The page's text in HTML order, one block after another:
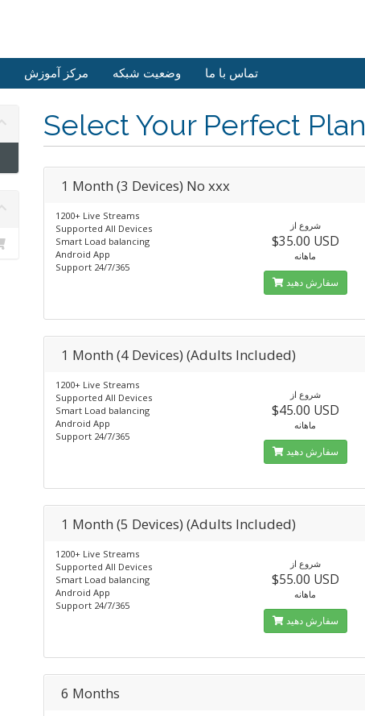
مرکز آموزش وضعیت شبکه تماس با ما
Select Your Perfect Plan
1 Month (3 Devices) No xxx
1200+ Live Streams
Supported All Devices
Smart Load balancing
Android App
Support 24/7/365
شروع از
$35.00 USD
ماهانه
سفارش دهید
1 Month (4 Devices) (Adults Included)
1200+ Live Streams
Supported All Devices
Smart Load balancing
Android App
Support 24/7/365
شروع از
$45.00 USD
ماهانه
سفارش دهید
1 Month (5 Devices) (Adults Included)
1200+ Live Streams
Supported All Devices
Smart Load balancing
Android App
Support 24/7/365
شروع از
$55.00 USD
ماهانه
سفارش دهید
6 Months